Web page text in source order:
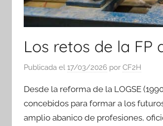
Los retos de la FP
Publicada el 17/03/2026 por CF2H
Desde la reforma de la LOGSE
concebidos para formar a los
amplio abanico de profesiones,